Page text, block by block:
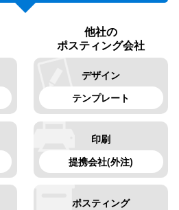
他社の
ポスティング会社
デザイン
テンプレート
印刷
提携会社(外注)
ポスティング